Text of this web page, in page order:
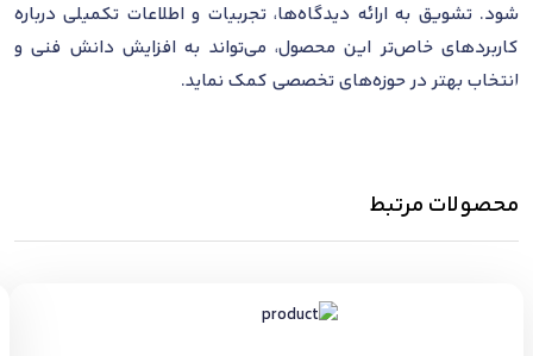
شود. تشویق به ارائه دیدگاه‌ها، تجربیات و اطلاعات تکمیلی درباره
کاربردهای خاص‌تر این محصول، می‌تواند به افزایش دانش فنی و
انتخاب بهتر در حوزه‌های تخصصی کمک نماید.
محصولات مرتبط